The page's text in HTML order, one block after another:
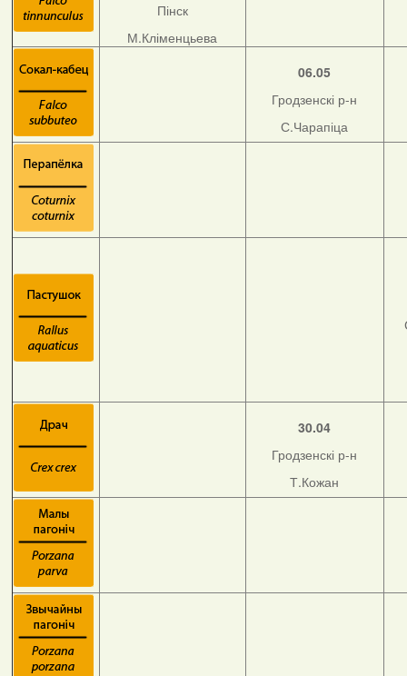
Пінск
М.Кліменцьева
06.05
Гродзенскі р-н
С.Чарапіца
30.04
Гродзенскі р-н
Т.Кожан